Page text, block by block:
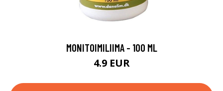
MONITOIMILIIMA - 100 ML
4.9 EUR